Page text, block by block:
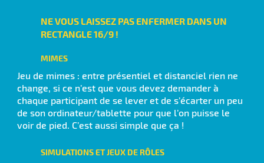
NE VOUS LAISSEZ PAS ENFERMER DANS UN
RECTANGLE 16/9 !
MIMES
Jeu de mimes : entre présentiel et distanciel rien ne
change, si ce n’est que vous devez demander à
chaque participant de se lever et de s’écarter un peu
de son ordinateur/tablette pour que l’on puisse le
voir de pied. C’est aussi simple que ça !
SIMULATIONS ET JEUX DE RÔLES